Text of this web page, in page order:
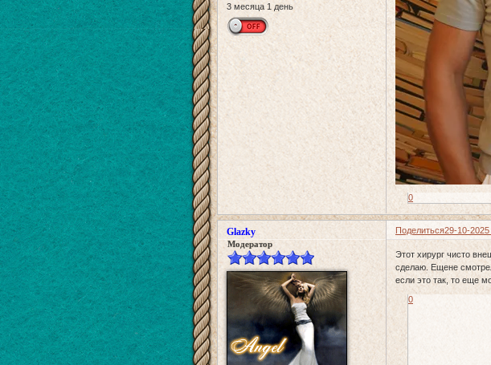
3 месяца 1 день
0
Поделиться29-10-2025
Glazky
Модератор
Этот хирург чисто
сделаю. Ещене
если это так, то еще
0